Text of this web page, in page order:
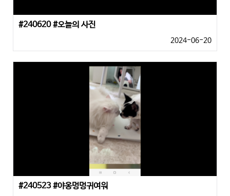
#240620 #오늘의 사진
2024-06-20
#240523 #야옹멍멍귀여워